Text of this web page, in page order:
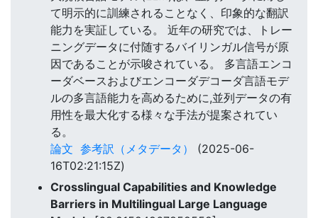
て明示的に訓練されることなく、印象的な翻訳
能力を実証している。 近年の研究では、トレー
ニングデータに付随するバイリンガル信号が原
因であることが示唆されている。 多言語エンコ
ーダベースおよびエンコーダデコーダ言語モデ
ルの多言語能力を高めるために,並列データの有
用性を最大化する様々な手法が提案されてい
る。
論文 参考訳（メタデータ）
(2025-06-
16T02:21:15Z)
Crosslingual Capabilities and Knowledge
Barriers in Multilingual Large Language